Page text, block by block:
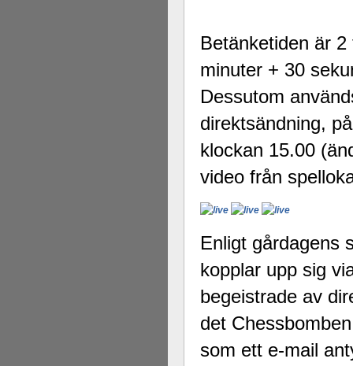
Betänketiden är
minuter + 30
Dessutom
direktsändning,
klockan 15.00
video från
Enligt gårdagens
kopplar upp sig
begeistrade av
det
som ett e-mail